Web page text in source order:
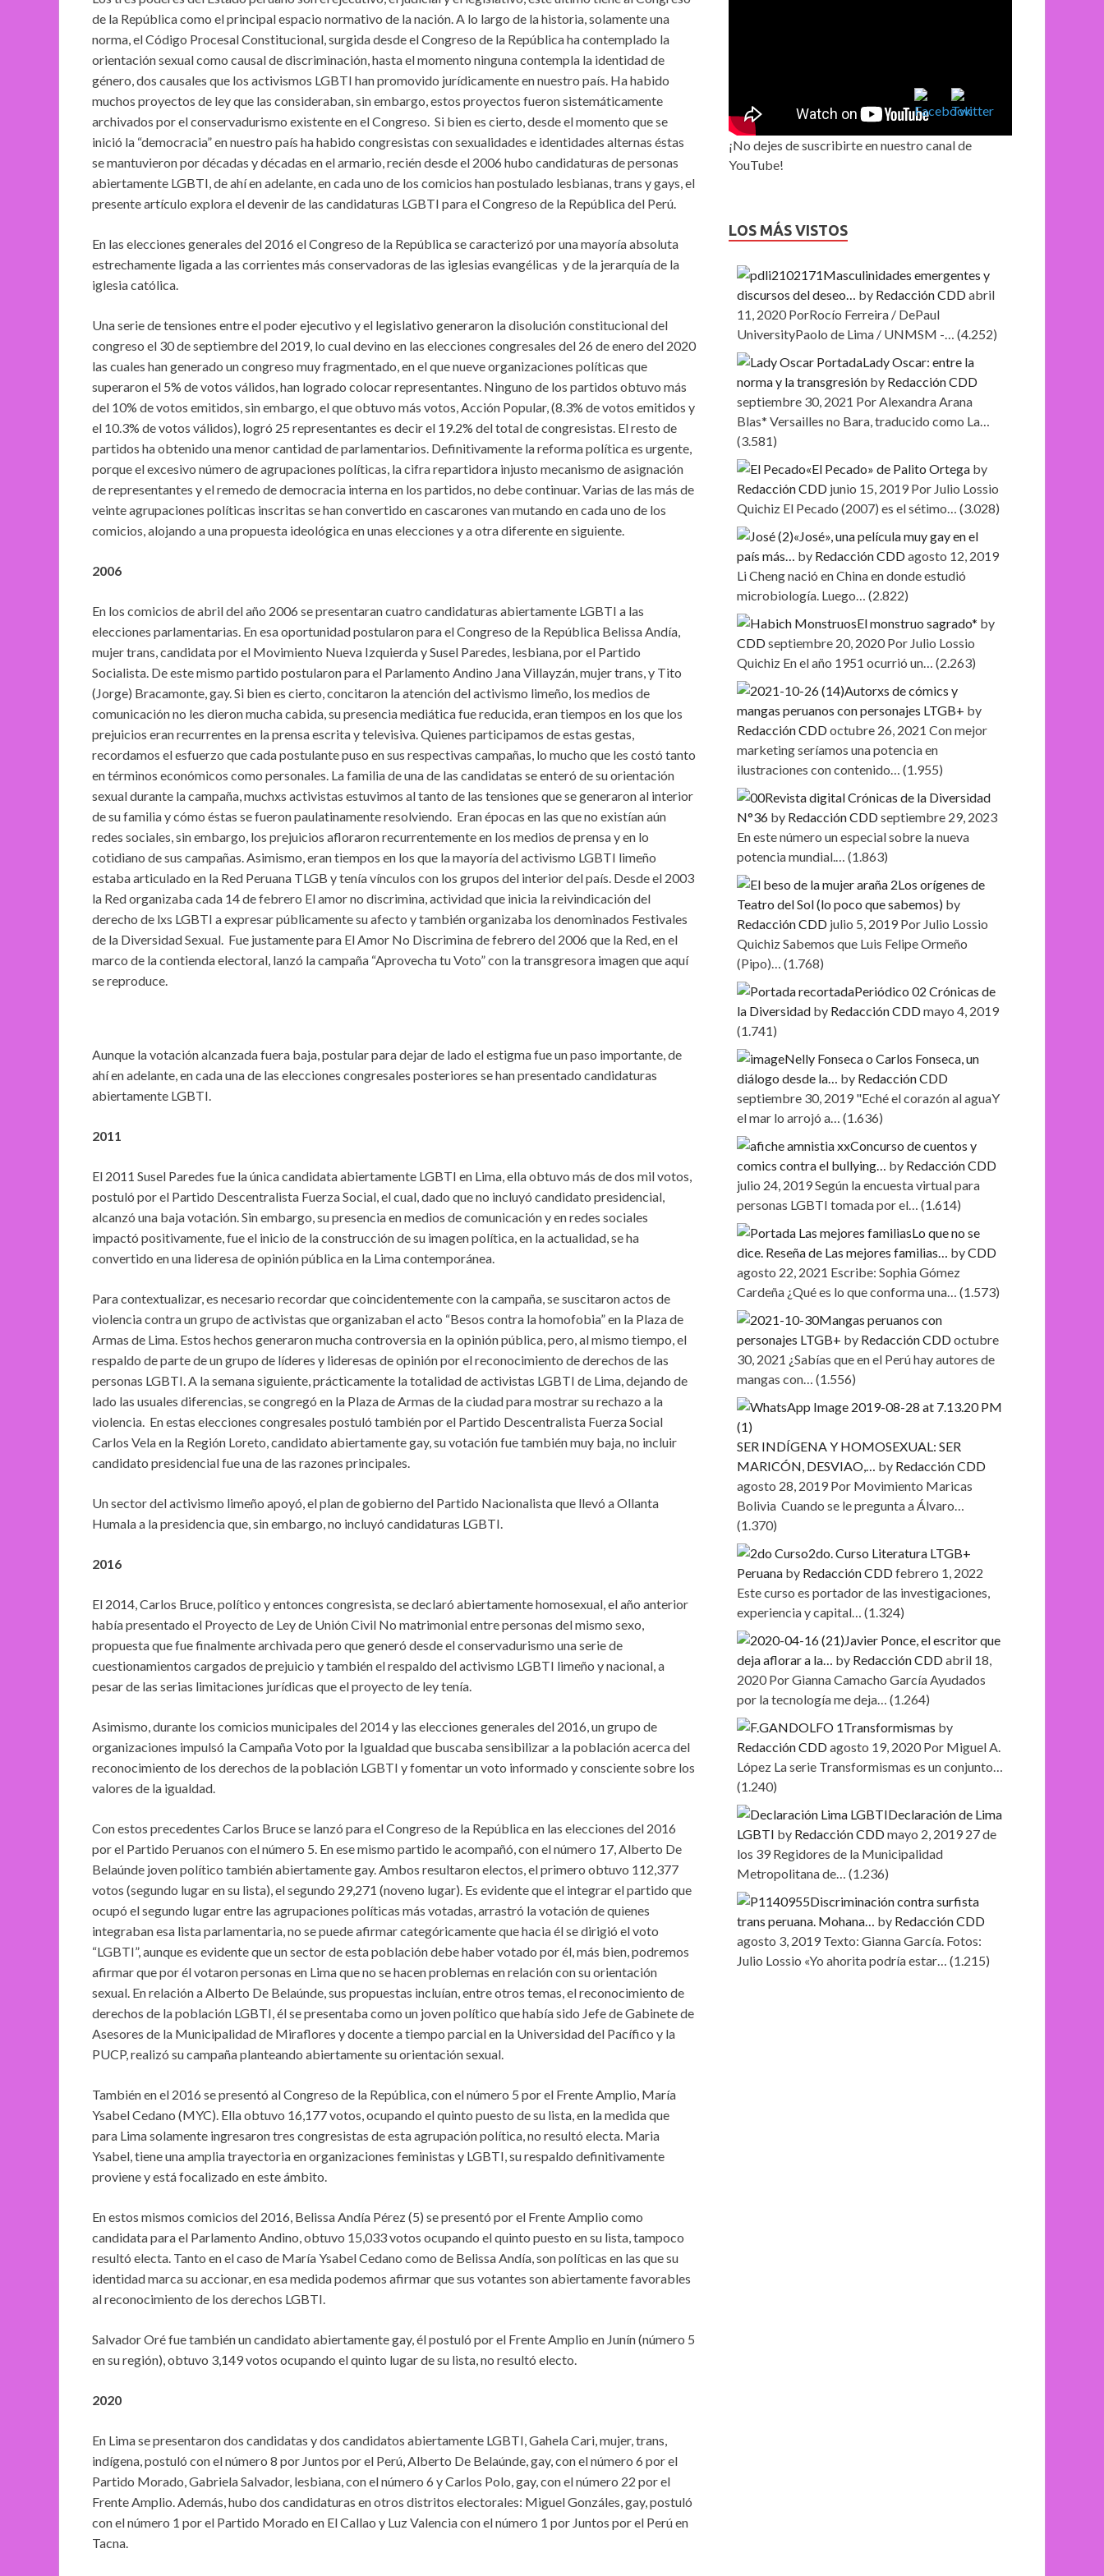
de la República como el principal espacio normativo de la nación. A lo largo de la historia, solamente una
norma, el Código Procesal Constitucional, surgida desde el Congreso de la República ha contemplado la
orientación sexual como causal de discriminación, hasta el momento ninguna contempla la identidad de
género, dos causales que los activismos LGBTI han promovido jurídicamente en nuestro país. Ha habido
muchos proyectos de ley que las consideraban, sin embargo, estos proyectos fueron sistemáticamente
archivados por el conservadurismo existente en el Congreso. Si bien es cierto, desde el momento que se
inició la “democracia” en nuestro país ha habido congresistas con sexualidades e identidades alternas éstas
se mantuvieron por décadas y décadas en el armario, recién desde el 2006 hubo candidaturas de personas
abiertamente LGBTI, de ahí en adelante, en cada uno de los comicios han postulado lesbianas, trans y gays, el
presente artículo explora el devenir de las candidaturas LGBTI para el Congreso de la República del Perú.
En las elecciones generales del 2016 el Congreso de la República se caracterizó por una mayoría absoluta
estrechamente ligada a las corrientes más conservadoras de las iglesias evangélicas y de la jerarquía de la
iglesia católica.
Una serie de tensiones entre el poder ejecutivo y el legislativo generaron la disolución constitucional del
congreso el 30 de septiembre del 2019, lo cual devino en las elecciones congresales del 26 de enero del 2020
las cuales han generado un congreso muy fragmentado, en el que nueve organizaciones políticas que
superaron el 5% de votos válidos, han logrado colocar representantes. Ninguno de los partidos obtuvo más
del 10% de votos emitidos, sin embargo, el que obtuvo más votos, Acción Popular, (8.3% de votos emitidos y
el 10.3% de votos válidos), logró 25 representantes es decir el 19.2% del total de congresistas. El resto de
partidos ha obtenido una menor cantidad de parlamentarios. Definitivamente la reforma política es urgente,
porque el excesivo número de agrupaciones políticas, la cifra repartidora injusto mecanismo de asignación
de representantes y el remedo de democracia interna en los partidos, no debe continuar. Varias de las más de
veinte agrupaciones políticas inscritas se han convertido en cascarones van mutando en cada uno de los
comicios, alojando a una propuesta ideológica en unas elecciones y a otra diferente en siguiente.
2006
En los comicios de abril del año 2006 se presentaran cuatro candidaturas abiertamente LGBTI a las
elecciones parlamentarias. En esa oportunidad postularon para el Congreso de la República Belissa Andía,
mujer trans, candidata por el Movimiento Nueva Izquierda y Susel Paredes, lesbiana, por el Partido
Socialista. De este mismo partido postularon para el Parlamento Andino Jana Villayzán, mujer trans, y Tito
(Jorge) Bracamonte, gay. Si bien es cierto, concitaron la atención del activismo limeño, los medios de
comunicación no les dieron mucha cabida, su presencia mediática fue reducida, eran tiempos en los que los
prejuicios eran recurrentes en la prensa escrita y televisiva. Quienes participamos de estas gestas,
recordamos el esfuerzo que cada postulante puso en sus respectivas campañas, lo mucho que les costó tanto
en términos económicos como personales. La familia de una de las candidatas se enteró de su orientación
sexual durante la campaña, muchxs activistas estuvimos al tanto de las tensiones que se generaron al interior
de su familia y cómo éstas se fueron paulatinamente resolviendo. Eran épocas en las que no existían aún
redes sociales, sin embargo, los prejuicios afloraron recurrentemente en los medios de prensa y en lo
cotidiano de sus campañas. Asimismo, eran tiempos en los que la mayoría del activismo LGBTI limeño
estaba articulado en la Red Peruana TLGB y tenía vínculos con los grupos del interior del país. Desde el 2003
la Red organizaba cada 14 de febrero El amor no discrimina, actividad que inicia la reivindicación del
derecho de lxs LGBTI a expresar públicamente su afecto y también organizaba los denominados Festivales
de la Diversidad Sexual. Fue justamente para El Amor No Discrimina de febrero del 2006 que la Red, en el
marco de la contienda electoral, lanzó la campaña “Aprovecha tu Voto” con la transgresora imagen que aquí
se reproduce.
Aunque la votación alcanzada fuera baja, postular para dejar de lado el estigma fue un paso importante, de
ahí en adelante, en cada una de las elecciones congresales posteriores se han presentado candidaturas
abiertamente LGBTI.
2011
El 2011 Susel Paredes fue la única candidata abiertamente LGBTI en Lima, ella obtuvo más de dos mil votos,
postuló por el Partido Descentralista Fuerza Social, el cual, dado que no incluyó candidato presidencial,
alcanzó una baja votación. Sin embargo, su presencia en medios de comunicación y en redes sociales
impactó positivamente, fue el inicio de la construcción de su imagen política, en la actualidad, se ha
convertido en una lideresa de opinión pública en la Lima contemporánea.
Para contextualizar, es necesario recordar que coincidentemente con la campaña, se suscitaron actos de
violencia contra un grupo de activistas que organizaban el acto “Besos contra la homofobia” en la Plaza de
Armas de Lima. Estos hechos generaron mucha controversia en la opinión pública, pero, al mismo tiempo, el
respaldo de parte de un grupo de líderes y lideresas de opinión por el reconocimiento de derechos de las
personas LGBTI. A la semana siguiente, prácticamente la totalidad de activistas LGBTI de Lima, dejando de
lado las usuales diferencias, se congregó en la Plaza de Armas de la ciudad para mostrar su rechazo a la
violencia. En estas elecciones congresales postuló también por el Partido Descentralista Fuerza Social
Carlos Vela en la Región Loreto, candidato abiertamente gay, su votación fue también muy baja, no incluir
candidato presidencial fue una de las razones principales.
Un sector del activismo limeño apoyó, el plan de gobierno del Partido Nacionalista que llevó a Ollanta
Humala a la presidencia que, sin embargo, no incluyó candidaturas LGBTI.
2016
El 2014, Carlos Bruce, político y entonces congresista, se declaró abiertamente homosexual, el año anterior
había presentado el Proyecto de Ley de Unión Civil No matrimonial entre personas del mismo sexo,
propuesta que fue finalmente archivada pero que generó desde el conservadurismo una serie de
cuestionamientos cargados de prejuicio y también el respaldo del activismo LGBTI limeño y nacional, a
pesar de las serias limitaciones jurídicas que el proyecto de ley tenía.
Asimismo, durante los comicios municipales del 2014 y las elecciones generales del 2016, un grupo de
organizaciones impulsó la Campaña Voto por la Igualdad que buscaba sensibilizar a la población acerca del
reconocimiento de los derechos de la población LGBTI y fomentar un voto informado y consciente sobre los
valores de la igualdad.
Con estos precedentes Carlos Bruce se lanzó para el Congreso de la República en las elecciones del 2016
por el Partido Peruanos con el número 5. En ese mismo partido le acompañó, con el número 17, Alberto De
Belaúnde joven político también abiertamente gay. Ambos resultaron electos, el primero obtuvo 112,377
votos (segundo lugar en su lista), el segundo 29,271 (noveno lugar). Es evidente que el integrar el partido que
ocupó el segundo lugar entre las agrupaciones políticas más votadas, arrastró la votación de quienes
integraban esa lista parlamentaria, no se puede afirmar categóricamente que hacia él se dirigió el voto
“LGBTI”, aunque es evidente que un sector de esta población debe haber votado por él, más bien, podremos
afirmar que por él votaron personas en Lima que no se hacen problemas en relación con su orientación
sexual. En relación a Alberto De Belaúnde, sus propuestas incluían, entre otros temas, el reconocimiento de
derechos de la población LGBTI, él se presentaba como un joven político que había sido Jefe de Gabinete de
Asesores de la Municipalidad de Miraflores y docente a tiempo parcial en la Universidad del Pacífico y la
PUCP, realizó su campaña planteando abiertamente su orientación sexual.
También en el 2016 se presentó al Congreso de la República, con el número 5 por el Frente Amplio, María
Ysabel Cedano (MYC). Ella obtuvo 16,177 votos, ocupando el quinto puesto de su lista, en la medida que
para Lima solamente ingresaron tres congresistas de esta agrupación política, no resultó electa. Maria
Ysabel, tiene una amplia trayectoria en organizaciones feministas y LGBTI, su respaldo definitivamente
proviene y está focalizado en este ámbito.
En estos mismos comicios del 2016, Belissa Andía Pérez (5) se presentó por el Frente Amplio como
candidata para el Parlamento Andino, obtuvo 15,033 votos ocupando el quinto puesto en su lista, tampoco
resultó electa. Tanto en el caso de María Ysabel Cedano como de Belissa Andía, son políticas en las que su
identidad marca su accionar, en esa medida podemos afirmar que sus votantes son abiertamente favorables
al reconocimiento de los derechos LGBTI.
Salvador Oré fue también un candidato abiertamente gay, él postuló por el Frente Amplio en Junín (número 5
en su región), obtuvo 3,149 votos ocupando el quinto lugar de su lista, no resultó electo.
2020
En Lima se presentaron dos candidatas y dos candidatos abiertamente LGBTI, Gahela Cari, mujer, trans,
indígena, postuló con el número 8 por Juntos por el Perú, Alberto De Belaúnde, gay, con el número 6 por el
Partido Morado, Gabriela Salvador, lesbiana, con el número 6 y Carlos Polo, gay, con el número 22 por el
Frente Amplio. Además, hubo dos candidaturas en otros distritos electorales: Miguel Gonzáles, gay, postuló
con el número 1 por el Partido Morado en El Callao y Luz Valencia con el número 1 por Juntos por el Perú en
Tacna.
¡No dejes de suscribirte en nuestro canal de
YouTube!
LOS MÁS VISTOS
Masculinidades emergentes y
discursos del deseo… by Redacción CDDabril
11, 2020 PorRocío Ferreira / DePaul
UniversityPaolo de Lima / UNMSM -… (4.252)
Lady Oscar: entre la
norma y la transgresión by Redacción CDD
septiembre 30, 2021 Por Alexandra Arana
Blas* Versailles no Bara, traducido como La…
(3.581)
«El Pecado» de Palito Ortega by
Redacción CDD junio 15, 2019 Por Julio Lossio
Quichiz El Pecado (2007) es el sétimo… (3.028)
«José», una película muy gay en el
país más… by Redacción CDDagosto 12, 2019
Li Cheng nació en China en donde estudió
microbiología. Luego… (2.822)
El monstruo sagrado* by
CDDseptiembre 20, 2020 Por Julio Lossio
Quichiz En el año 1951 ocurrió un… (2.263)
Autorxs de cómics y
mangas peruanos con personajes LTGB+ by
Redacción CDDoctubre 26, 2021 Con mejor
marketing seríamos una potencia en
ilustraciones con contenido… (1.955)
Revista digital Crónicas de la Diversidad
N°36 by Redacción CDDseptiembre 29, 2023
En este número un especial sobre la nueva
potencia mundial.… (1.863)
Los orígenes de
Teatro del Sol (lo poco que sabemos) by
Redacción CDD julio 5, 2019 Por Julio Lossio
Quichiz Sabemos que Luis Felipe Ormeño
(Pipo)… (1.768)
Periódico 02 Crónicas de
la Diversidad by Redacción CDDmayo 4, 2019
(1.741)
Nelly Fonseca o Carlos Fonseca, un
diálogo desde la… by Redacción CDD
septiembre 30, 2019 "Eché el corazón al aguaY
el mar lo arrojó a… (1.636)
Concurso de cuentos y
comics contra el bullying… by Redacción CDD
julio 24, 2019Según la encuesta virtual para
personas LGBTI tomada por el… (1.614)
Lo que no se
dice. Reseña de Las mejores familias… byCDD
agosto 22, 2021 Escribe: Sophia Gómez
Cardeña ¿Qué es lo que conforma una… (1.573)
Mangas peruanos con
personajes LTGB+ by Redacción CDDoctubre
30, 2021 ¿Sabías que en el Perú hay autores de
mangas con… (1.556)
SER INDÍGENA Y HOMOSEXUAL: SER
MARICÓN, DESVIAO,… by Redacción CDD
agosto 28, 2019 Por Movimiento Maricas
Bolivia Cuando se le pregunta a Álvaro…
(1.370)
2do. Curso Literatura LTGB+
Peruana by Redacción CDDfebrero 1, 2022
Este curso es portador de las investigaciones,
experiencia y capital… (1.324)
Javier Ponce, el escritor que
deja aflorar a la… by Redacción CDDabril 18,
2020 Por Gianna Camacho García Ayudados
por la tecnología me deja… (1.264)
Transformismas by
Redacción CDDagosto 19, 2020 Por Miguel A.
López La serie Transformismas es un conjunto…
(1.240)
Declaración de Lima
LGBTI by Redacción CDDmayo 2, 2019 27 de
los 39 Regidores de la Municipalidad
Metropolitana de… (1.236)
Discriminación contra surfista
trans peruana. Mohana… by Redacción CDD
agosto 3, 2019 Texto: Gianna García. Fotos:
Julio Lossio «Yo ahorita podría estar… (1.215)